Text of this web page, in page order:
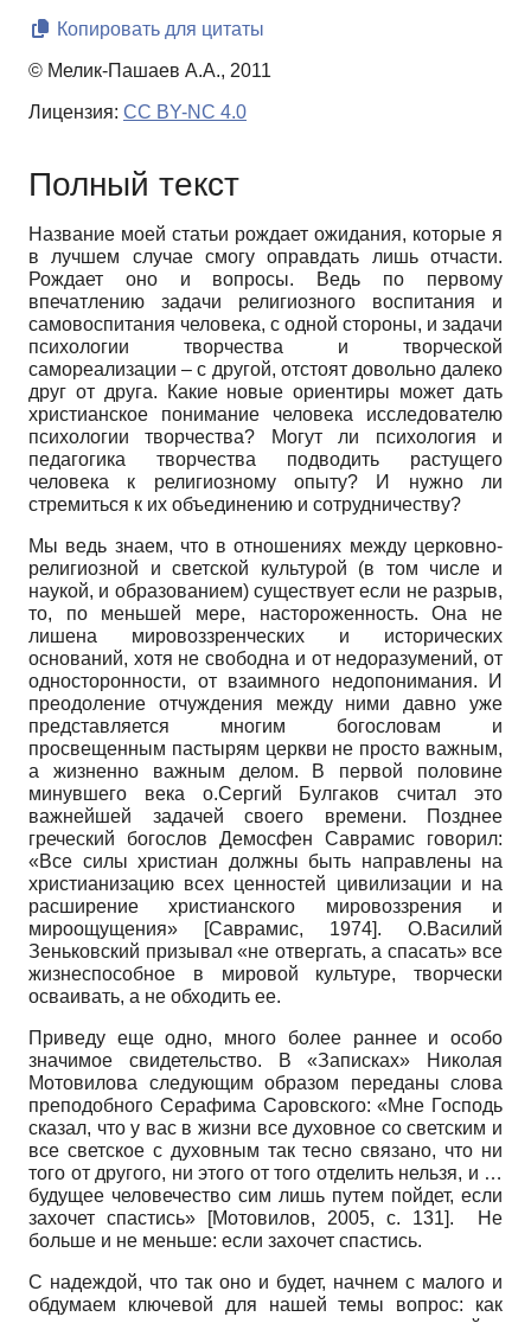
Копировать для цитаты
© Мелик-Пашаев А.А., 2011
Лицензия: CC BY-NC 4.0
Полный текст
Название моей статьи рождает ожидания, которые я
в лучшем случае смогу оправдать лишь отчасти.
Рождает оно и вопросы. Ведь по первому
впечатлению задачи религиозного воспитания и
самовоспитания человека, с одной стороны, и задачи
психологии творчества и творческой
самореализации – с другой, отстоят довольно далеко
друг от друга. Какие новые ориентиры может дать
христианское понимание человека исследователю
психологии творчества? Могут ли психология и
педагогика творчества подводить растущего
человека к религиозному опыту? И нужно ли
стремиться к их объединению и сотрудничеству?
Мы ведь знаем, что в отношениях между церковно-
религиозной и светской культурой (в том числе и
наукой, и образованием) существует если не разрыв,
то, по меньшей мере, настороженность. Она не
лишена мировоззренческих и исторических
оснований, хотя не свободна и от недоразумений, от
односторонности, от взаимного недопонимания. И
преодоление отчуждения между ними давно уже
представляется многим богословам и
просвещенным пастырям церкви не просто важным,
а жизненно важным делом. В первой половине
минувшего века о.Сергий Булгаков считал это
важнейшей задачей своего времени. Позднее
греческий богослов Демосфен Саврамис говорил:
«Все силы христиан должны быть направлены на
христианизацию всех ценностей цивилизации и на
расширение христианского мировоззрения и
мироощущения»
[Саврамис, 1974]. О.Василий
Зеньковский призывал «не отвергать, а спасать» все
жизнеспособное в мировой культуре, творчески
осваивать, а не обходить ее.
Приведу еще одно, много более раннее и особо
значимое свидетельство. В «Записках» Николая
Мотовилова следующим образом переданы слова
преподобного Серафима Саровского: «Мне Господь
сказал, что у вас в жизни все духовное со светским и
все светское с духовным так тесно связано, что ни
того от другого, ни этого от того отделить нельзя, и …
будущее человечество сим лишь путем пойдет, если
захочет спастись»
[Мотовилов, 2005, с. 131]. Не
больше и не меньше: если захочет спастись.
С надеждой, что так оно и будет, начнем с малого и
обдумаем ключевой для нашей темы вопрос: как